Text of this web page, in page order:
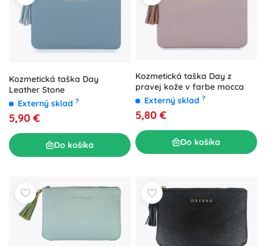
Kozmetická taška Day
Leather Stone
Externý sklad ?
5,90 €
Do košíka
Kozmetická taška Day z
pravej kože v farbe mocca
Externý sklad ?
5,80 €
Do košíka